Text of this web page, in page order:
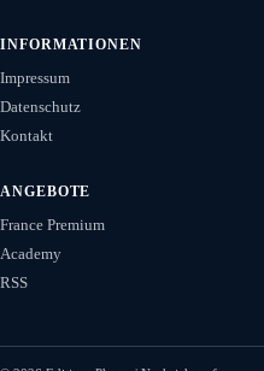
INFORMATIONEN
Impressum
Datenschutz
Kontakt
ANGEBOTE
France Premium
Academy
RSS